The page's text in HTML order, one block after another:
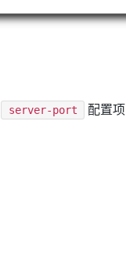
server-port 配置项